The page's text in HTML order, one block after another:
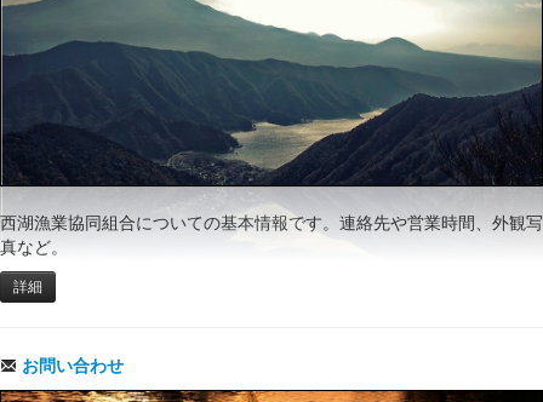
西湖漁業協同組合についての基本情報です。連絡先や営業時間、外観写
真など。
詳細
お問い合わせ